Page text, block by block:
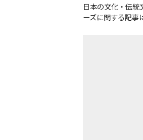
日本の文化・伝統
ーズに関する記事